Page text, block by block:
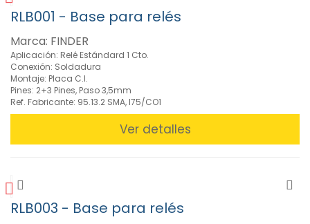
Standard
1
Cto./10A
(9)
Mini
Relé
Standard
2
Vcc,
RLB001 - Base para relés
Marca: FINDER
Aplicación: Relé Estándard 1 Cto.
Conexión: Soldadura
Montaje: Placa C.I.
Pines: 2+3 Pines, Paso 3,5mm
Ref. Fabricante: 95.13.2 SMA, I75/CO1
Ver detalles
RLB003 - Base para relés